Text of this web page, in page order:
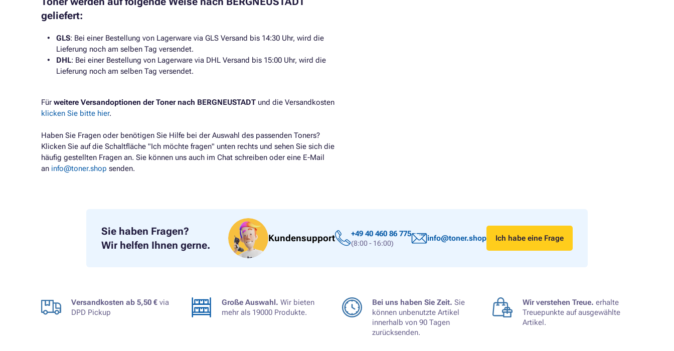
geliefert:
GLS: Bei einer Bestellung von Lagerware via GLS Versand bis 14:30 Uhr, wird die
Lieferung noch am selben Tag versendet.
DHL: Bei einer Bestellung von Lagerware via DHL Versand bis 15:00 Uhr, wird die
Lieferung noch am selben Tag versendet.
Für weitere Versandoptionen der Toner nach BERGNEUSTADT und die Versandkosten
klicken Sie bitte hier.
Haben Sie Fragen oder benötigen Sie Hilfe bei der Auswahl des passenden Toners?
Klicken Sie auf die Schaltfläche "Ich möchte fragen" unten rechts und sehen Sie sich die
häufig gestellten Fragen an. Sie können uns auch im Chat schreiben oder eine E-Mail
an info@toner.shop senden.
Sie haben Fragen?
Wir helfen Ihnen gerne.
Kundensupport +49 40 460 86 775
(8:00 - 16:00)
info@toner.shop Ich habe eine Frage
Versandkosten ab 5,50 € via
DPD Pickup
Große Auswahl. Wir bieten
mehr als 19000 Produkte.
Bei uns haben Sie Zeit. Sie
können unbenutzte Artikel
innerhalb von 90 Tagen
zurücksenden.
Wir verstehen Treue. erhalte
Treuepunkte auf ausgewählte
Artikel.